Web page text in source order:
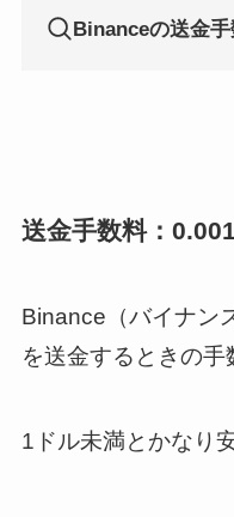
Binanceの送金手
送金手数料：
Binance（バイナン
を送金するときの手
1ドル未満とかなり